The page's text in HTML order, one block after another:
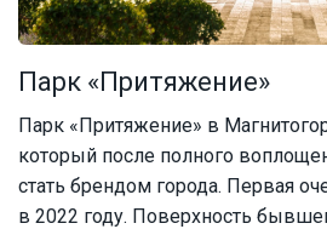
Парк «Притяжение»
Парк «Притяжение» в
который после полного
стать брендом города. Первая
в 2022 году. Поверхность